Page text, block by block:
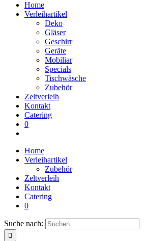
Home
Verleihartikel
Deko
Gläser
Geschirr
Geräte
Mobiliar
Specials
Tischwäsche
Zubehör
Zeltverleih
Kontakt
Catering
0
Home
Verleihartikel
Zubehör
Zeltverleih
Kontakt
Catering
0
Suche nach: